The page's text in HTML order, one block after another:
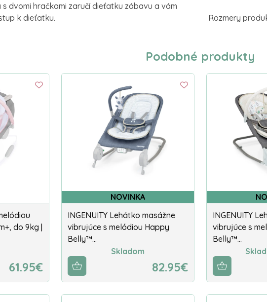
dvomi hračkami zaručí dieťatku zábavu a vám
k dieťatku.
Rozmery
Podobné produkty
do 9kg |
61.95€
NOVINKA
INGENUITY Lehátko masážne
vibrujúce s melódiou Happy
Belly™…
Skladom
82.95€
INGENUITY
vibrujúce s
Belly™…